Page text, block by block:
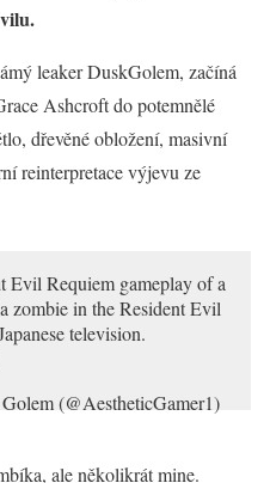
leaker DuskGolem, začíná
Ashcroft do potemnělé
dřevěné obložení, masivní
reinterpretace výjevu ze
Evil Requiem gameplay of a
zombie in the Resident Evil
television.
(@AestheticGamer1)
ale několikrát mine.